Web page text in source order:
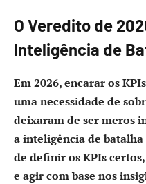
O Veredito de
Inteligência de
Em 2026, encarar os
uma necessidade de
deixaram de ser meros
a inteligência de batalha
de definir os KPIs
e agir com base nos